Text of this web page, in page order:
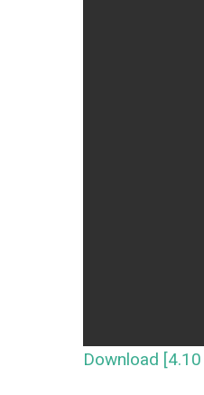
Download [4.10